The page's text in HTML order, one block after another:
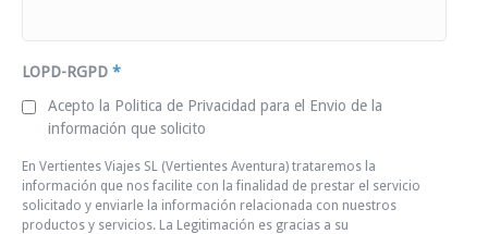
LOPD-RGPD *
Acepto la Politica de Privacidad para el Envio de la
información que solicito
En Vertientes Viajes SL (Vertientes Aventura) trataremos la
información que nos facilite con la finalidad de prestar el servicio
solicitado y enviarle la información relacionada con nuestros
productos y servicios. La Legitimación es gracias a su